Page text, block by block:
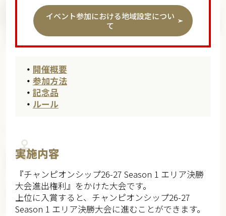
イベント参加における地域設定につい
て
・ 開催概要
・ 参加方法
・ 記念品
・ ルール
実施内容
『チャンピオンシップ26-27 Season 1 エリア決勝
大会進出権利』をかけた大会です。
上位に入賞すると、チャンピオンシップ26-27
Season 1 エリア決勝大会に進むことができます。